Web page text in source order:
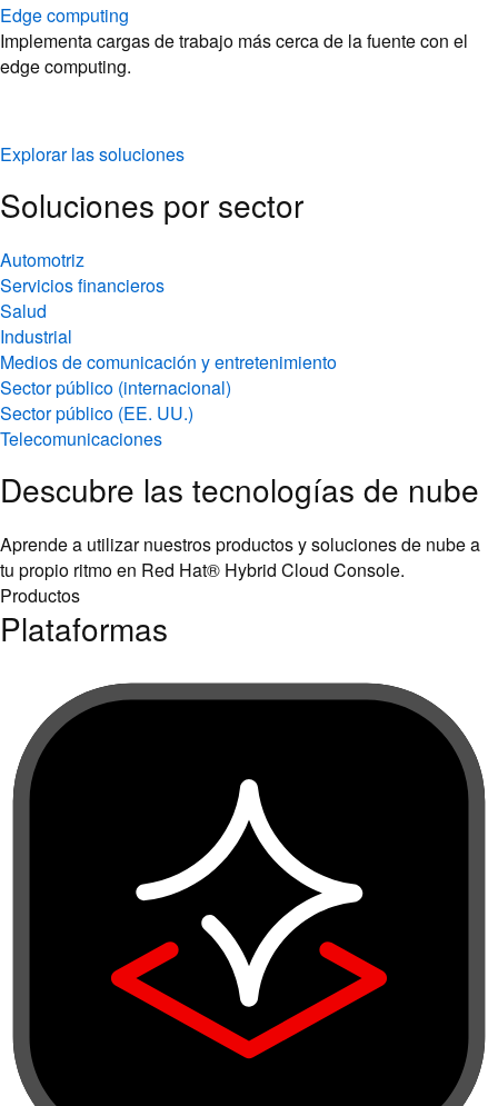
Edge computing
Implementa cargas de trabajo más cerca de la fuente con el
edge computing.
Explorar las soluciones
Soluciones por sector
Automotriz
Servicios financieros
Salud
Industrial
Medios de comunicación y entretenimiento
Sector público (internacional)
Sector público (EE. UU.)
Telecomunicaciones
Descubre las tecnologías de nube
Aprende a utilizar nuestros productos y soluciones de nube a
tu propio ritmo en Red Hat® Hybrid Cloud Console.
Productos
Plataformas